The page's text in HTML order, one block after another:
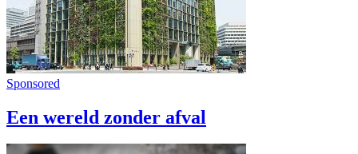
Sponsored
Een wereld zonder afval